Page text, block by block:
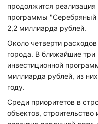
продолжится
программы "Серебряный
2,2 миллиарда рублей.
Около четверти
города. В ближайшие
инвестиционной
миллиарда рублей, из
году.
Среди приоритетов в
объектов,